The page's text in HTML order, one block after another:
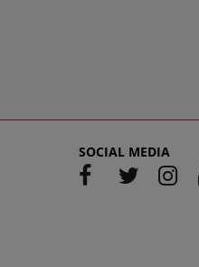
SOCIAL MEDIA